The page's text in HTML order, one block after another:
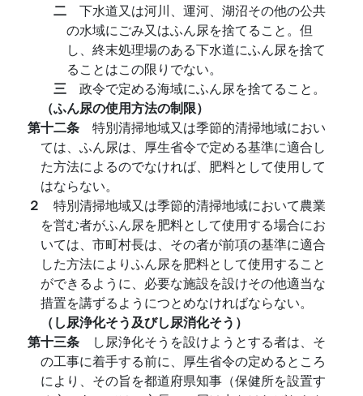
二 下水道又は河川、運河、湖沼その他の公共
の水域にごみ又はふん尿を捨てること。但
し、終末処理場のある下水道にふん尿を捨て
ることはこの限りでない。
三 政令で定める海域にふん尿を捨てること。
（ふん尿の使用方法の制限）
第十二条 特別清掃地域又は季節的清掃地域におい
ては、ふん尿は、厚生省令で定める基準に適合し
た方法によるのでなければ、肥料として使用して
はならない。
２ 特別清掃地域又は季節的清掃地域において農業
を営む者がふん尿を肥料として使用する場合にお
いては、市町村長は、その者が前項の基準に適合
した方法によりふん尿を肥料として使用すること
ができるように、必要な施設を設けその他適当な
措置を講ずるようにつとめなければならない。
（し尿浄化そう及びし尿消化そう）
第十三条
し尿浄化そうを設けようとする者は、そ
の工事に着手する前に、厚生省令の定めるところ
により、その旨を都道府県知事（保健所を設置す